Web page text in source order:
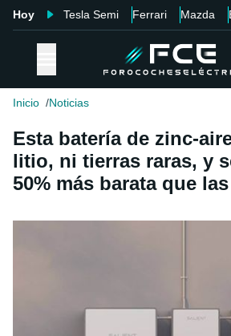
Hoy Tesla Semi Ferrari Mazda
Inicio Noticias
Esta batería de zinc-
litio, ni tierras raras, y
50% más barata que